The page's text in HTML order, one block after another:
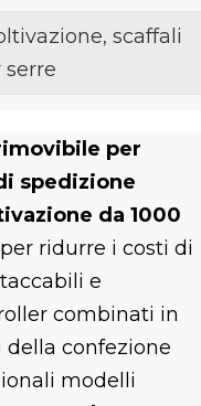
scaffali
per
spedizione
da 1000
ridurre i costi di
e
combinati in
confezione
modelli